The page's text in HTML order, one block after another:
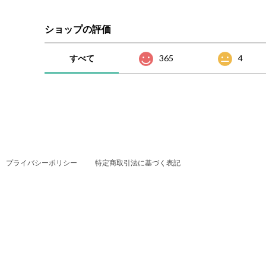
ショップの評価
すべて 365 4
プライバシーポリシー 特定商取引法に基づく表記